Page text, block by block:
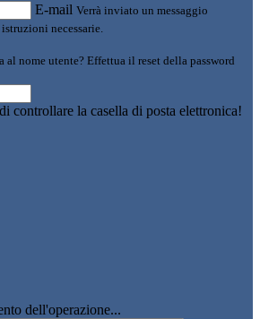
E-mail Verrà inviato un messaggio
necessarie.
al nome utente? Effettua il reset della password
controllare la casella di posta elettronica!
dell'operazione...